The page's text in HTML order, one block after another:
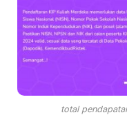
total